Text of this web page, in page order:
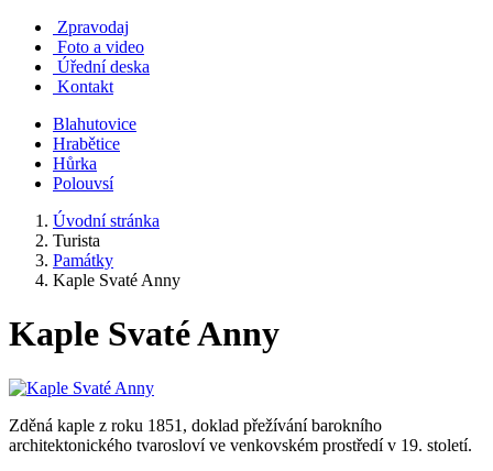
Zpravodaj
Foto a video
Úřední deska
Kontakt
Blahutovice
Hrabětice
Hůrka
Polouvsí
Úvodní stránka
Turista
Památky
Kaple Svaté Anny
Kaple Svaté Anny
Zděná kaple z roku 1851, doklad přežívání barokního
architektonického tvarosloví ve venkovském prostředí v 19. století.